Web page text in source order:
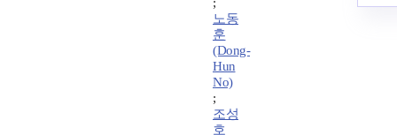
;
노동
훈
(Dong-
Hun
No)
;
조성
호